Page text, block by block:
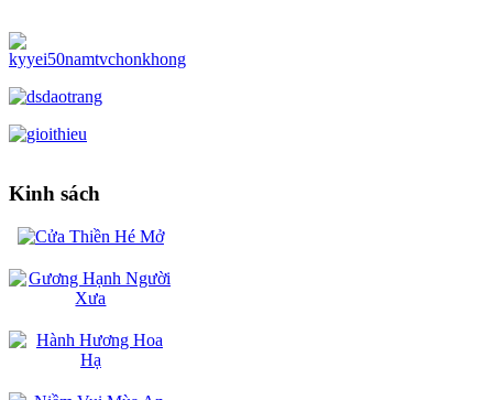
Kinh sách